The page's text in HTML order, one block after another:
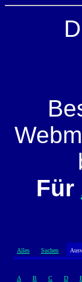
Für
Alles Suchen
A B C D